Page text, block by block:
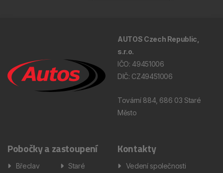
AUTOS Czech Republic,
s.r.o.
IČO: 49451006
DIČ: CZ49451006
Tovární 884, 686 03 Staré
Město
Pobočky a zastoupení
Břeclav
Staré
Kontakty
Vedení společnosti